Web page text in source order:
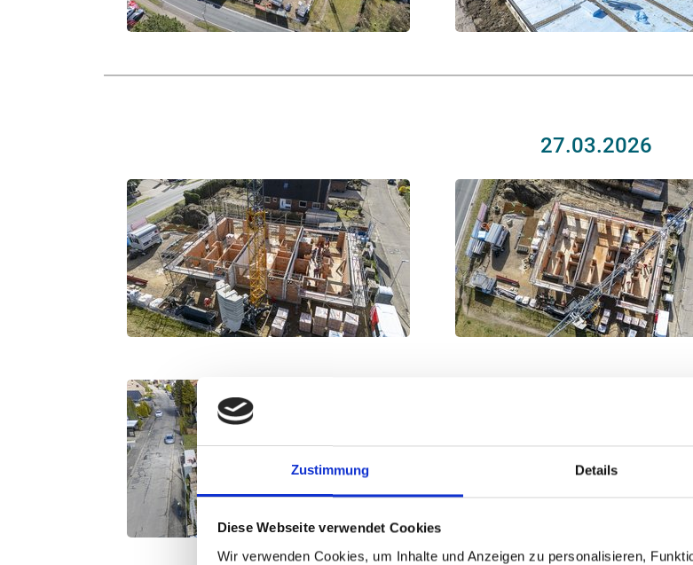
Zustimmung Details
Diese Webseite verwendet Cookies
Wir verwenden Cookies, um Inhalte und Anzeigen zu personalisieren,
27.03.2026